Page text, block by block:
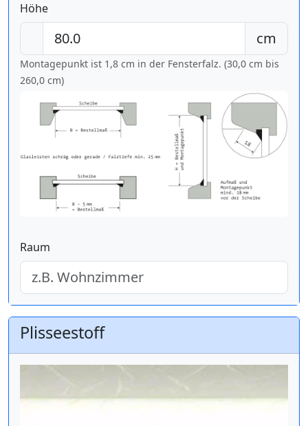
Höhe
cm
Montagepunkt ist 1,8 cm in der Fensterfalz. (30,0 cm bis
260,0 cm)
Raum
Plisseestoff